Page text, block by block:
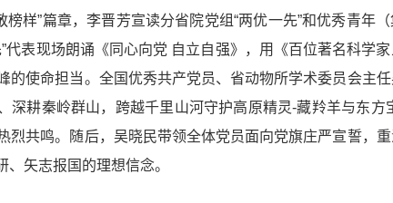
样”篇章，李晋芳宣读分省院党组“两优一先”和优秀青年
表现场朗诵《同心向党 自立自强》，用《百位著名科学家
使命担当。全国优秀共产党员、省动物所学术委员会主
耕秦岭群山，跨越千里山河守护高原精灵-藏羚羊与东方
共鸣。随后，吴晓民带领全体党员面向党旗庄严宣誓，重
矢志报国的理想信念。